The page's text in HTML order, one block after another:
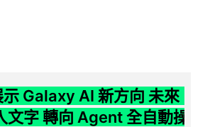
Galaxy AI 新方向 未來
文字 轉向 Agent 全自動操